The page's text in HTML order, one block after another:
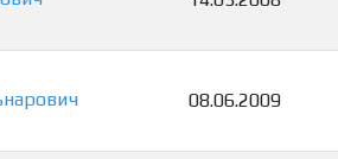
08.06.2009